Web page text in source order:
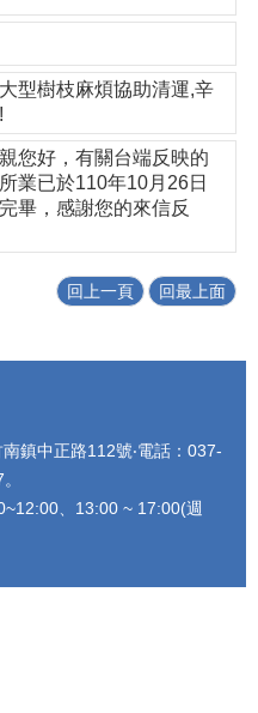
型樹枝麻煩協助清運,辛
您好，有關台端反映的
業已於110年10月26日
畢，感謝您的來信反
回上一頁 回最上面
鎮中正路112號‧電話：037-
、13:00 ~ 17:00(週